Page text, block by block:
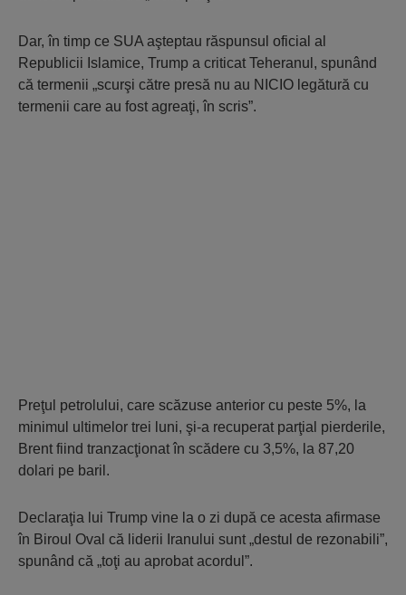
Dar, în timp ce SUA aşteptau răspunsul oficial al
Republicii Islamice, Trump a criticat Teheranul, spunând
că termenii „scurşi către presă nu au NICIO legătură cu
termenii care au fost agreaţi, în scris”.
Preţul petrolului, care scăzuse anterior cu peste 5%, la
minimul ultimelor trei luni, şi-a recuperat parţial pierderile,
Brent fiind tranzacţionat în scădere cu 3,5%, la 87,20
dolari pe baril.
Declaraţia lui Trump vine la o zi după ce acesta afirmase
în Biroul Oval că liderii Iranului sunt „destul de rezonabili”,
spunând că „toţi au aprobat acordul”.